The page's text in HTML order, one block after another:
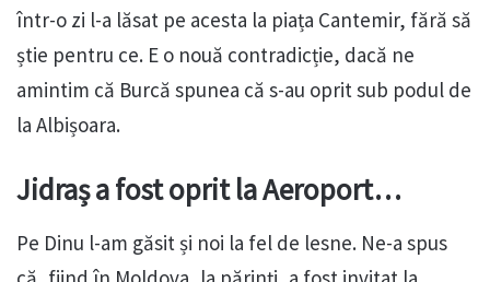
într-o zi l-a lăsat pe acesta la piața Cantemir, fără să
știe pentru ce. E o nouă contradicție, dacă ne
amintim că Burcă spunea că s-au oprit sub podul de
la Albișoara.
Jidraș a fost oprit la Aeroport…
Pe Dinu l-am găsit și noi la fel de lesne. Ne-a spus